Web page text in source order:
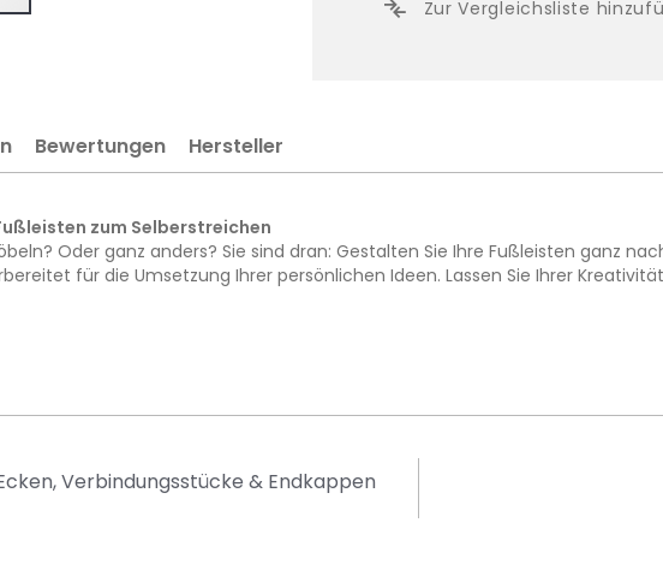
Zur Vergleichsliste
zum Selberstreichen
Oder ganz anders? Sie sind dran: Gestalten Sie Ihre Fußleisten ganz
für die Umsetzung Ihrer persönlichen Ideen. Lassen Sie Ihrer
Bewertungen Hersteller
Verbindungsstücke & Endkappen